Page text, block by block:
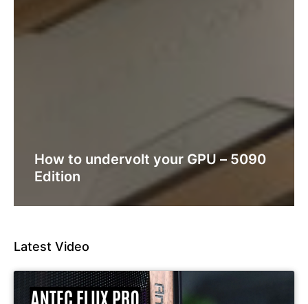
How to undervolt your GPU – 5090
Edition
Latest Video